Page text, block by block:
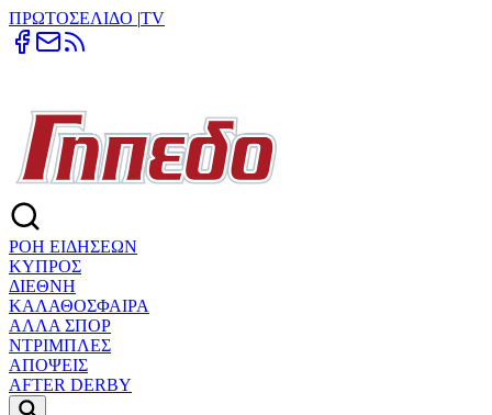
ΠΡΩΤΟΣΕΛΙΔΟ |TV
ΡΟΗ ΕΙΔΗΣΕΩΝ
ΚΥΠΡΟΣ
ΔΙΕΘΝΗ
ΚΑΛΑΘΟΣΦΑΙΡΑ
ΑΛΛΑ ΣΠΟΡ
ΝΤΡΙΜΠΛΕΣ
ΑΠΟΨΕΙΣ
AFTER DERBY